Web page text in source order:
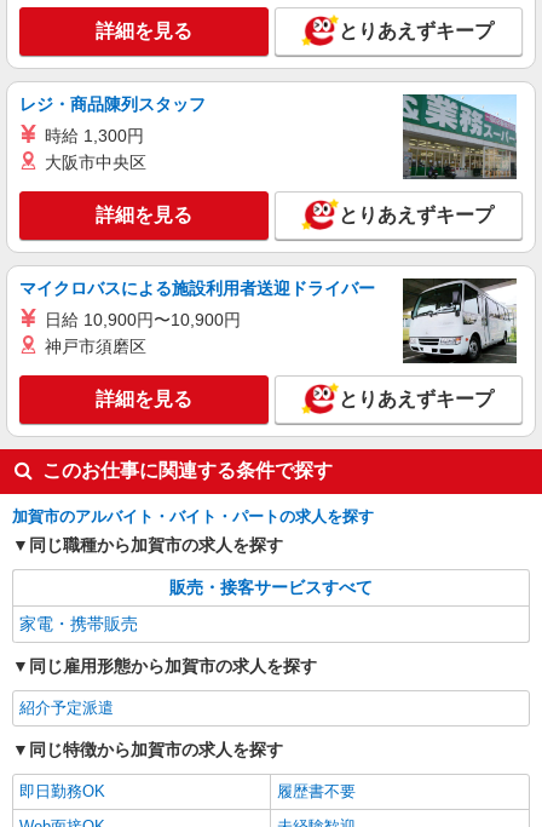
詳細を見る とりあえずキープ
レジ・商品陳列スタッフ
時給 1,300円
大阪市中央区
詳細を見る とりあえずキープ
マイクロバスによる施設利用者送迎ドライバー
日給 10,900円〜10,900円
神戸市須磨区
詳細を見る とりあえずキープ
このお仕事に関連する条件で探す
加賀市のアルバイト・バイト・パートの求人を探す
同じ職種から加賀市の求人を探す
販売・接客サービスすべて
家電・携帯販売
同じ雇用形態から加賀市の求人を探す
紹介予定派遣
同じ特徴から加賀市の求人を探す
即日勤務OK
履歴書不要